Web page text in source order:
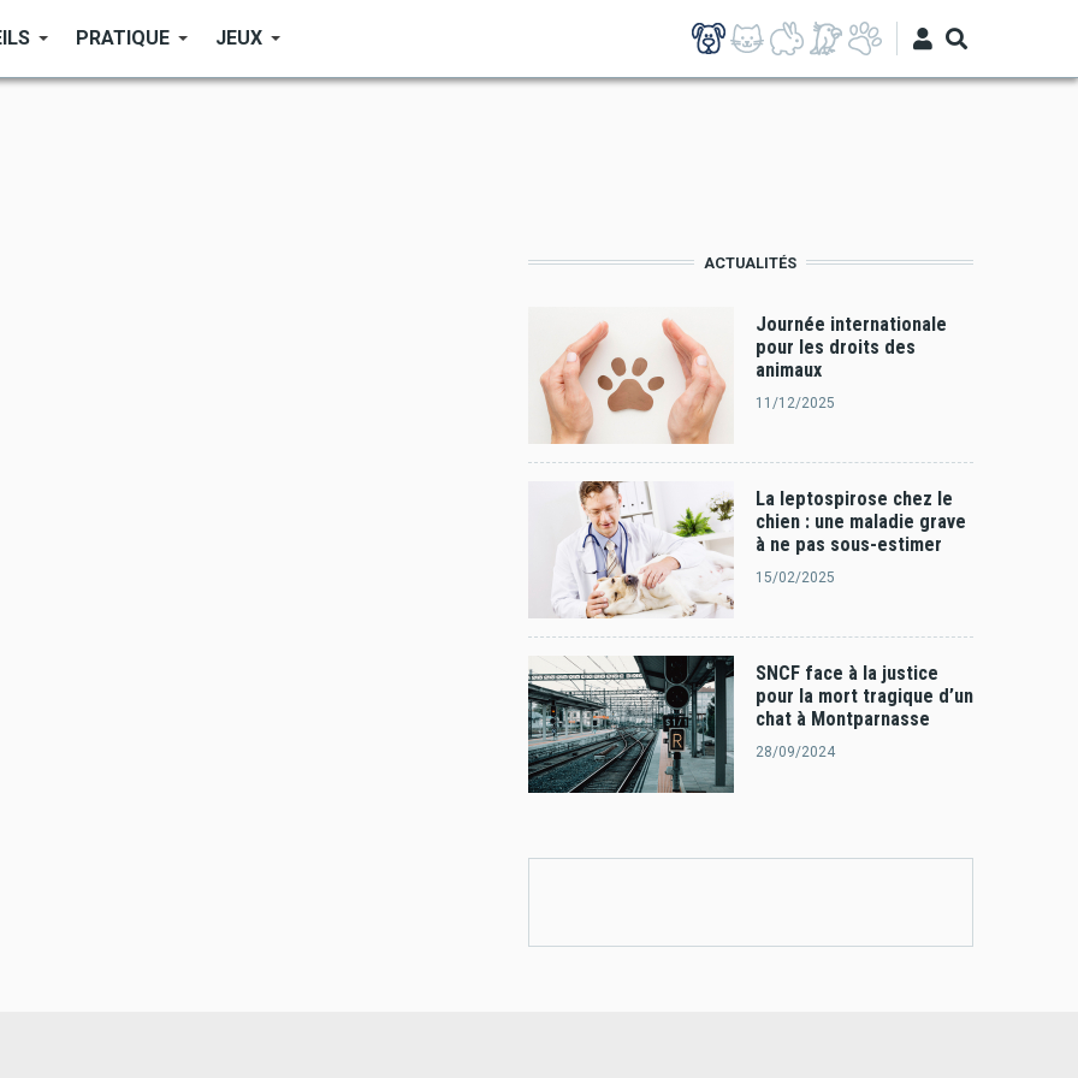
PRATIQUE JEUX
ACTUALITÉS
Journée internationale
pour les droits des
animaux
11/12/2025
La leptospirose chez le
chien : une maladie grave
à ne pas sous-estimer
15/02/2025
SNCF face à la justice
pour la mort tragique d’un
chat à Montparnasse
28/09/2024